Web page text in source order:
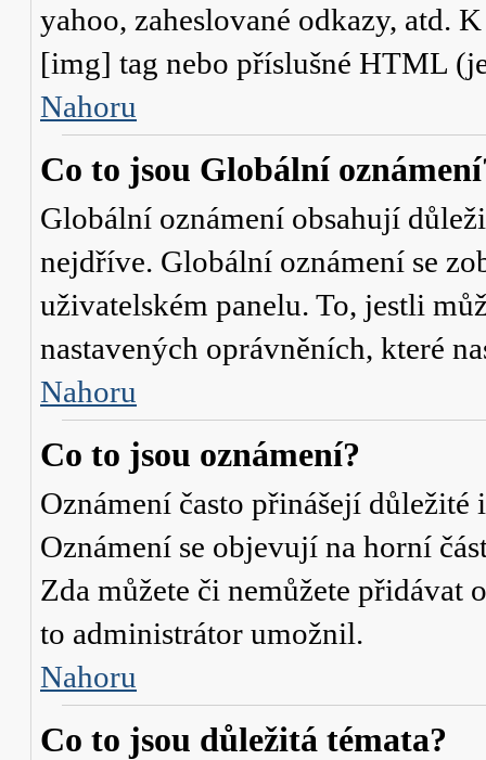
yahoo, zaheslované odkazy, atd.
[img] tag nebo příslušné HTML
Nahoru
Co to jsou Globální
Globální oznámení obsahují
nejdříve. Globální oznámení se
uživatelském panelu. To, jestli
nastavených oprávněních, které
Nahoru
Co to jsou oznámení?
Oznámení často přinášejí
Oznámení se objevují na horní
Zda můžete či nemůžete přidávat
to administrátor umožnil.
Nahoru
Co to jsou důležitá témata?